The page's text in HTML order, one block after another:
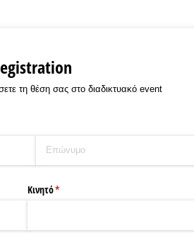
τη θέση σας στο διαδικτυακό event
Κινητό*
(υποχρεωτικό)